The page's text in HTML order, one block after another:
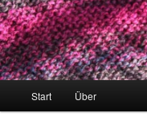
Start Über